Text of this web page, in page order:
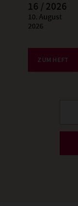
16 / 2026
:
10. August
2026
ZUM HEFT